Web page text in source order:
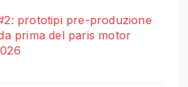
prototipi pre-produzione
prima del paris motor